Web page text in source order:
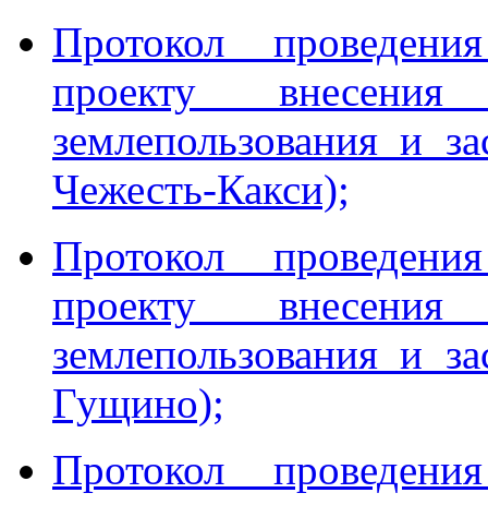
Протокол
проекту
землепользования и
Чежесть-Какси);
Протокол
проекту
землепользования и
Гущино);
Протокол